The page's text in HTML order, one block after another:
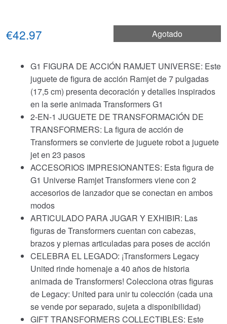
Agotado
€42.97
G1 FIGURA DE ACCIÓN RAMJET UNIVERSE: Este
juguete de figura de acción Ramjet de 7 pulgadas
(17,5 cm) presenta decoración y detalles inspirados
en la serie animada Transformers G1
2-EN-1 JUGUETE DE TRANSFORMACIÓN DE
TRANSFORMERS: La figura de acción de
Transformers se convierte de juguete robot a juguete
jet en 23 pasos
ACCESORIOS IMPRESIONANTES: Esta figura de
G1 Universe Ramjet Transformers viene con 2
accesorios de lanzador que se conectan en ambos
modos
ARTICULADO PARA JUGAR Y EXHIBIR: Las
figuras de Transformers cuentan con cabezas,
brazos y piernas articuladas para poses de acción
CELEBRA EL LEGADO: ¡Transformers Legacy
United rinde homenaje a 40 años de historia
animada de Transformers! Colecciona otras figuras
de Legacy: United para unir tu colección (cada una
se vende por separado, sujeta a disponibilidad)
GIFT TRANSFORMERS COLLECTIBLES: Este